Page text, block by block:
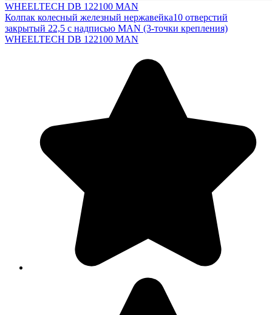
WHEELTECH DB 122100 MAN
Колпак колесный железный нержавейка10 отверстий
закрытый 22,5 с надписью MAN (3-точки крепления)
WHEELTECH DB 122100 MAN